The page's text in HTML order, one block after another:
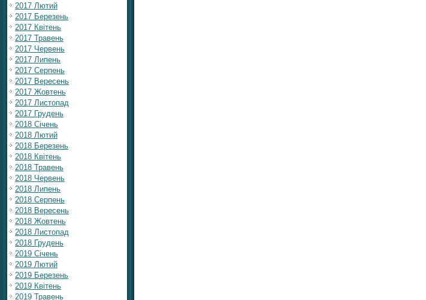
2017 Лютий
2017 Березень
2017 Квітень
2017 Травень
2017 Червень
2017 Липень
2017 Серпень
2017 Вересень
2017 Жовтень
2017 Листопад
2017 Грудень
2018 Січень
2018 Лютий
2018 Березень
2018 Квітень
2018 Травень
2018 Червень
2018 Липень
2018 Серпень
2018 Вересень
2018 Жовтень
2018 Листопад
2018 Грудень
2019 Січень
2019 Лютий
2019 Березень
2019 Квітень
2019 Травень